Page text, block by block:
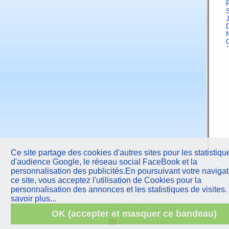
Ce site partage des cookies d'autres sites pour les
d'audience Google, le réseau social FaceBook et la
personnalisation des publicités.En poursuivant votre
ce site, vous acceptez l'utilisation de Cookies pour la
personnalisation des annonces et les statistiques de visites.
savoir plus...
OK (accepter et masquer ce bandeau)
AstroQuicksarl
10 Parc Club du Millénaire
1025 avenue Henri Becquerel
F 34000 Montpellier